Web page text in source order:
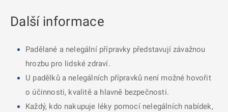
Další informace
Padělané a nelegální přípravky představují závažnou
hrozbu pro lidské zdraví.
U padělků a nelegálních přípravků není možné hovořit
o účinnosti, kvalitě a hlavně bezpečnosti.
Každý, kdo nakupuje léky pomocí nelegálních nabídek,